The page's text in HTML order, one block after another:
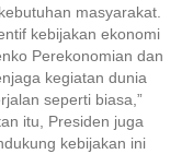
masyarakat.
kebijakan ekonomi
Perekonomian dan
kegiatan dunia
seperti biasa,”
itu, Presiden juga
kebijakan ini